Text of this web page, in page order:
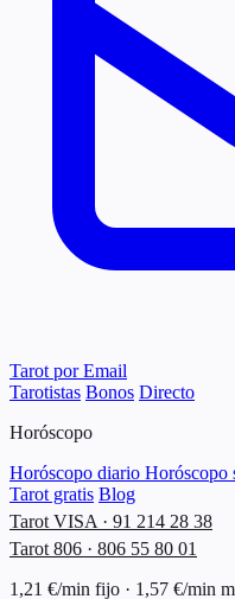
Tarot por Email
Tarotistas Bonos Directo
Horóscopo
Horóscopo diario Horóscopo
Tarot gratis Blog
Tarot VISA · 91 214 28 38
Tarot 806 · 806 55 80 01
1,21 €/min fijo · 1,57 €/min